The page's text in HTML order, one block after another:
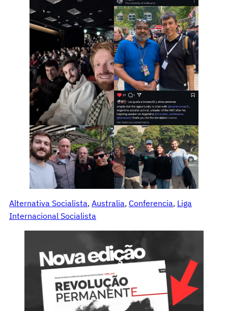
Alternativa Socialista, Australia, Conferencia, Liga
Internacional Socialista